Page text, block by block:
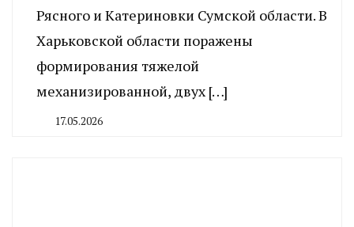
Рясного и Катериновки Сумской области. В
Харьковской области поражены
формирования тяжелой
механизированной, двух […]
17.05.2026